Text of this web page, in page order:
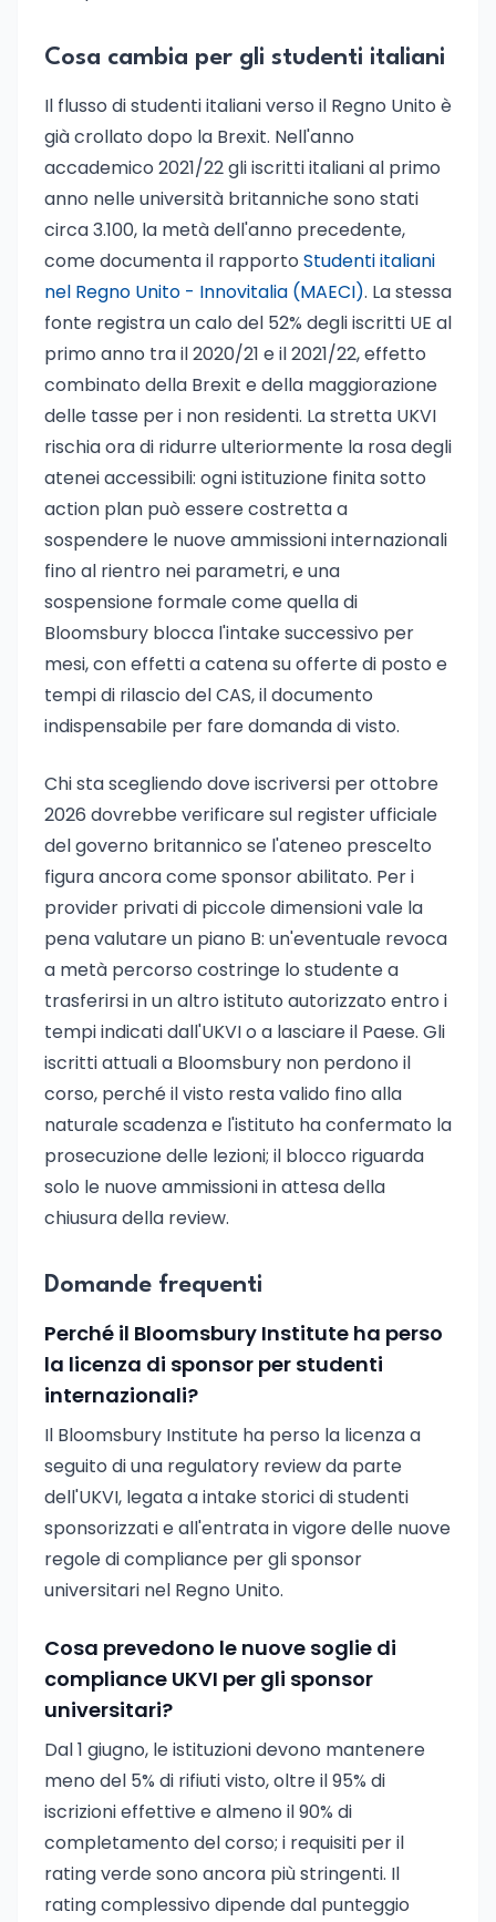
Cosa cambia per gli studenti italiani
Il flusso di studenti italiani verso il Regno Unito è
già crollato dopo la Brexit. Nell'anno
accademico 2021/22 gli iscritti italiani al primo
anno nelle università britanniche sono stati
circa 3.100, la metà dell'anno precedente,
come documenta il rapporto Studenti italiani
nel Regno Unito - Innovitalia (MAECI). La stessa
fonte registra un calo del 52% degli iscritti UE al
primo anno tra il 2020/21 e il 2021/22, effetto
combinato della Brexit e della maggiorazione
delle tasse per i non residenti. La stretta UKVI
rischia ora di ridurre ulteriormente la rosa degli
atenei accessibili: ogni istituzione finita sotto
action plan può essere costretta a
sospendere le nuove ammissioni internazionali
fino al rientro nei parametri, e una
sospensione formale come quella di
Bloomsbury blocca l'intake successivo per
mesi, con effetti a catena su offerte di posto e
tempi di rilascio del CAS, il documento
indispensabile per fare domanda di visto.
Chi sta scegliendo dove iscriversi per ottobre
2026 dovrebbe verificare sul register ufficiale
del governo britannico se l'ateneo prescelto
figura ancora come sponsor abilitato. Per i
provider privati di piccole dimensioni vale la
pena valutare un piano B: un'eventuale revoca
a metà percorso costringe lo studente a
trasferirsi in un altro istituto autorizzato entro i
tempi indicati dall'UKVI o a lasciare il Paese. Gli
iscritti attuali a Bloomsbury non perdono il
corso, perché il visto resta valido fino alla
naturale scadenza e l'istituto ha confermato la
prosecuzione delle lezioni; il blocco riguarda
solo le nuove ammissioni in attesa della
chiusura della review.
Domande frequenti
Perché il Bloomsbury Institute ha perso
la licenza di sponsor per studenti
internazionali?
Il Bloomsbury Institute ha perso la licenza a
seguito di una regulatory review da parte
dell'UKVI, legata a intake storici di studenti
sponsorizzati e all'entrata in vigore delle nuove
regole di compliance per gli sponsor
universitari nel Regno Unito.
Cosa prevedono le nuove soglie di
compliance UKVI per gli sponsor
universitari?
Dal 1 giugno, le istituzioni devono mantenere
meno del 5% di rifiuti visto, oltre il 95% di
iscrizioni effettive e almeno il 90% di
completamento del corso; i requisiti per il
rating verde sono ancora più stringenti. Il
rating complessivo dipende dal punteggio